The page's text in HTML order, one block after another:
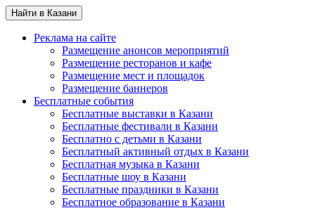
Найти в Казани
Реклама на сайте
Размещение анонсов мероприятий
Размещение ресторанов и кафе
Размещение мест и площадок
Размещение баннеров
Бесплатные события
Бесплатные выставки в Казани
Бесплатные фестивали в Казани
Бесплатно с детьми в Казани
Бесплатный активный отдых в Казани
Бесплатная музыка в Казани
Бесплатные шоу в Казани
Бесплатные праздники в Казани
Бесплатное образование в Казани